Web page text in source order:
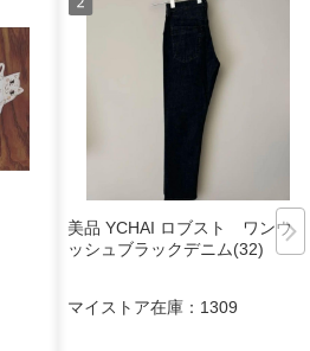
美品 YCHAI ロブスト ワンウォ
ッシュブラックデニム(32)
マイストア在庫： 1309